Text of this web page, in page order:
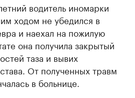
водитель иномарки
ходом не убедился в
и наехал на пожилую
она получила закрытый
таза и вывих
От полученных травм
в больнице.